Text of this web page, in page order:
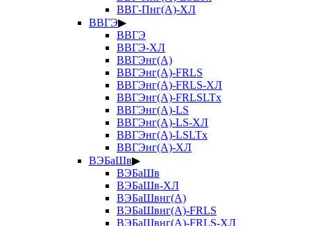
ВВГ-Пнг(А)-ХЛ
ВВГЭ▶
ВВГЭ
ВВГЭ-ХЛ
ВВГЭнг(А)
ВВГЭнг(А)-FRLS
ВВГЭнг(А)-FRLS-ХЛ
ВВГЭнг(А)-FRLSLTx
ВВГЭнг(А)-LS
ВВГЭнг(А)-LS-ХЛ
ВВГЭнг(А)-LSLTx
ВВГЭнг(А)-ХЛ
ВЭБаШв▶
ВЭБаШв
ВЭБаШв-ХЛ
ВЭБаШвнг(А)
ВЭБаШвнг(А)-FRLS
ВЭБаШвнг(А)-FRLS-ХЛ